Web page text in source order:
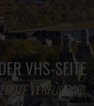
VHS-SEITE
VERFÜGBAR!